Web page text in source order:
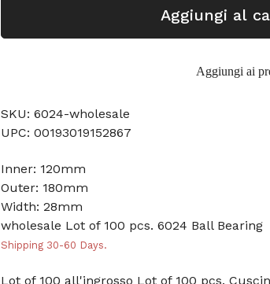
Aggiungi al
Aggiungi ai
SKU: 6024-wholesale
UPC: 00193019152867
Inner: 120mm
Outer: 180mm
Width: 28mm
wholesale Lot of 100 pcs. 6024 Ball Bearing
Shipping 30-60 Days.
Lot of 100 all'ingrosso Lot of 100 pcs.